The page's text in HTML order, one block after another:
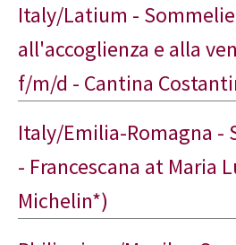
Italy/Latium -
all'accoglienza e alla
f/m/d - Cantina
Italy/Emilia-Romagna -
- Francescana at Maria
Michelin*)